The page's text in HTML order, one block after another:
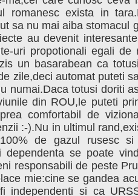
romanesc exista in
sa nu mai aiba stomacul
au devenit
uri propotionali egali de
un basarabean ca
zile,deci automat puteti
numai.Daca totusi doriti
din ROU,le puteti
comfortabil de
:-).Nu in ultimul
de gazul rusesc
dependenta se poate
responsabili de peste
mie:cine se gandea
independenti si ca